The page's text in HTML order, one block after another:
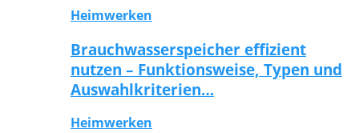
Heimwerken
Brauchwasserspeicher effizient
nutzen – Funktionsweise, Typen und
Auswahlkriterien…
Heimwerken